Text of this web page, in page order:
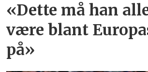
«Dette må han
være blant
på»